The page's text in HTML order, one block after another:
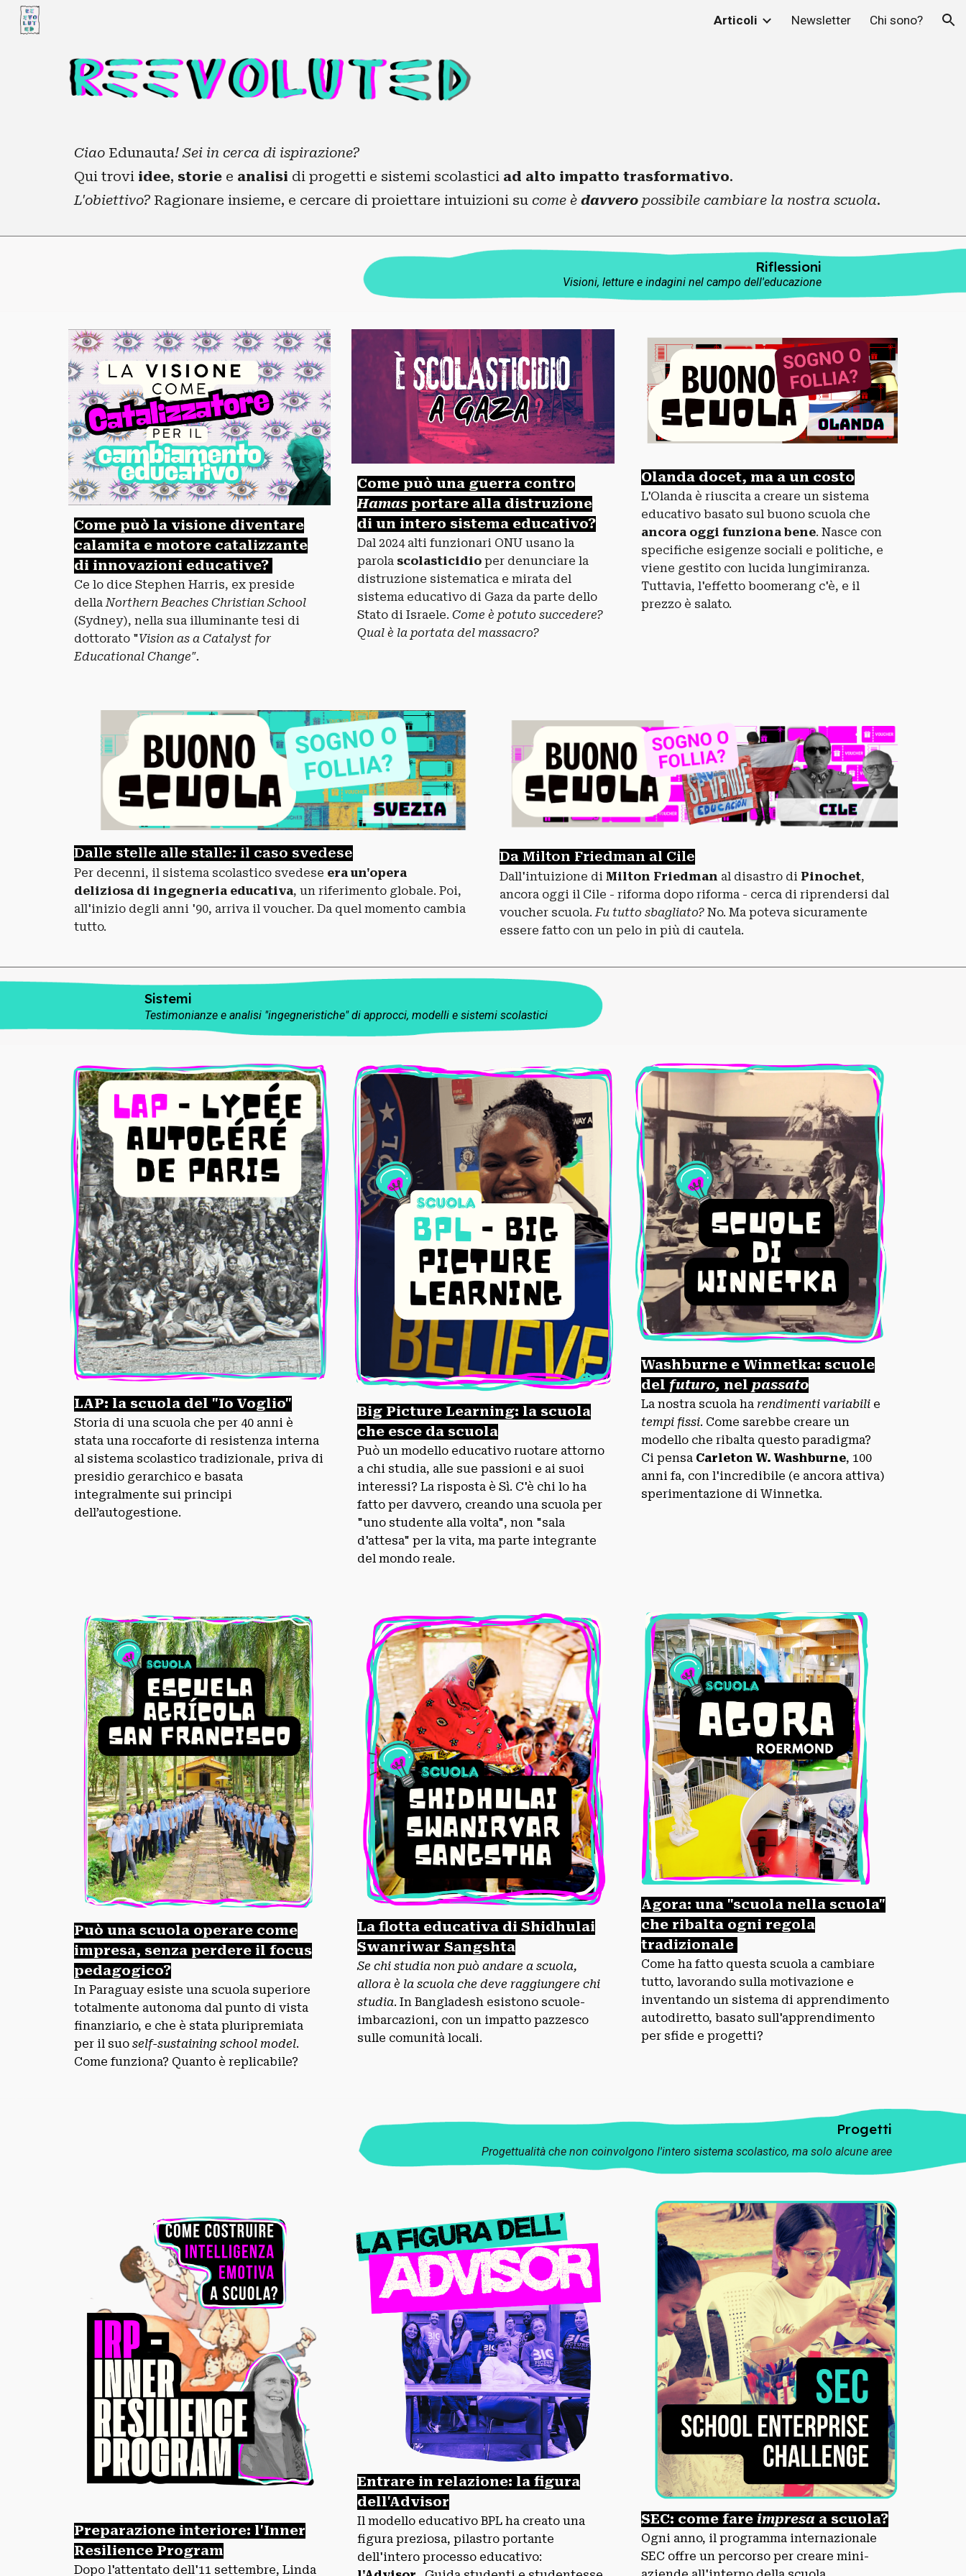
Articoli Newsletter Chi sono?
Ciao Edunauta! Sei in cerca di ispirazione?
Qui trovi idee, storie e analisi di progetti e sistemi scolastici ad alto impatto trasformativo.
L'obiettivo?Ragionare insieme, e cercare di proiettare intuizioni su come è davveropossibile cambiare la nostra scuola.
Riflessioni
Visioni, letture e indagini nel campo dell'educazione
Come può la visione diventare
calamita e motore catalizzante
di innovazioni educative?
Ce lo dice Stephen Harris, ex preside
dellaNorthern Beaches Christian School
(Sydney), nella sua illuminante tesi di
dottorato "Vision as a Catalyst for
Educational Change".
Come può una guerra contro
Hamas portare alla distruzione
di un intero sistema educativo?
Dal 2024 alti funzionari ONU usano la
parola scolasticidio per denunciare la
distruzione sistematica e mirata del
sistema educativo di Gaza da parte dello
Stato di Israele.Come è potuto succedere?
Qual è la portata del massacro?
Olanda docet, ma a un costo
L'Olanda è riuscita a creare un sistema
educativo basato sul buono scuola che
ancora oggi funziona bene. Nasce con
specifiche esigenze sociali e politiche, e
viene gestito con lucida lungimiranza.
Tuttavia, l'effetto boomerang c'è, e il
prezzo è salato.
Dalle stelle alle stalle: il caso svedese
Per decenni, il sistema scolastico svedese era un'opera
deliziosa di ingegneria educativa, un riferimento globale. Poi,
all'inizio degli anni '90, arriva il voucher. Da quel momento cambia
tutto.
Da Milton Friedman al Cile
Dall'intuizione di Milton Friedman al disastro di Pinochet,
ancora oggi il Cile - riforma dopo riforma - cerca di riprendersi dal
voucher scuola.Fu tutto sbagliato?No. Ma poteva sicuramente
essere fatto con un pelo in più di cautela.
Sistemi
Testimonianze e analisi "ingegneristiche" di approcci, modelli e sistemi scolastici
LAP: la scuola del "Io Voglio"
Storia di una scuola che per 40 anni è
stata una roccaforte di resistenza interna
al sistema scolastico tradizionale, priva di
presidio gerarchico e basata
integralmente sui principi
dell’autogestione.
Big Picture Learning: la scuola
che esce da scuola
Può un modello educativo ruotare attorno
a chi studia, alle sue passioni e ai suoi
interessi? La risposta è Sì. C'è chi lo ha
fatto per davvero, creando una scuola per
"uno studente alla volta", non "sala
d'attesa" per la vita, ma parte integrante
del mondo reale.
Washburne e Winnetka: scuole
del futuro, nelpassato
La nostra scuola ha rendimenti variabili e
tempi fissi. Come sarebbe creare un
modello che ribalta questo paradigma?
Ci pensa Carleton W. Washburne, 100
anni fa, con l'incredibile (e ancora attiva)
sperimentazione di Winnetka.
Può una scuola operare come
impresa, senza perdere il focus
pedagogico?
In Paraguay esiste una scuola superiore
totalmente autonoma dal punto di vista
finanziario, e che è stata pluripremiata
per il suo self-sustaining school model.
Come funziona? Quanto è replicabile?
La flotta educativa di Shidhulai
Swanriwar Sangshta
Se chi studia non può andare a scuola,
allora è la scuola che deve raggiungere chi
studia. In Bangladesh esistono scuole-
imbarcazioni, con un impatto pazzesco
sulle comunità locali.
Agora: una "scuola nella scuola"
che ribalta ogni regola
tradizionale
Come ha fatto questa scuola a cambiare
tutto, lavorando sulla motivazione e
inventando un sistema di apprendimento
autodiretto, basato sull'apprendimento
per sfide e progetti?
Progetti
Progettualità che non coinvolgono l'intero sistema scolastico, ma solo alcune aree
Preparazione interiore: l'Inner
Resilience Program
Dopo l'attentato dell'11 settembre, Linda
Entrare in relazione: la figura
dell'Advisor
Il modello educativo BPL ha creato una
figura preziosa, pilastro portante
dell'intero processo educativo:
SEC: come fare impresa a scuola?
Ogni anno, il programma internazionale
SEC offre un percorso per creare mini-